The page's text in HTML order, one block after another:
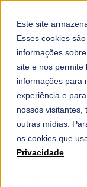
Este site
Esses cookies
informações
site e nos permite
informações para
experiência e
nossos visitantes,
outras mídias.
os cookies que
Privacidade
Home-Gerdau
Gerdau